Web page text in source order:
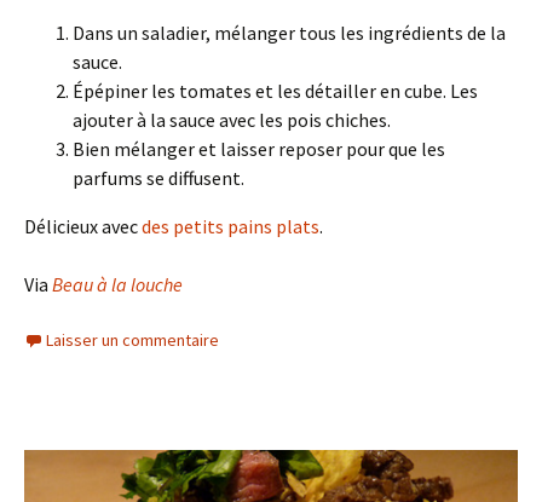
Dans un saladier, mélanger tous les ingrédients de la
sauce.
Épépiner les tomates et les détailler en cube. Les
ajouter à la sauce avec les pois chiches.
Bien mélanger et laisser reposer pour que les
parfums se diffusent.
Délicieux avecdes petits pains plats.
Via Beau à la louche
Laisser un commentaire